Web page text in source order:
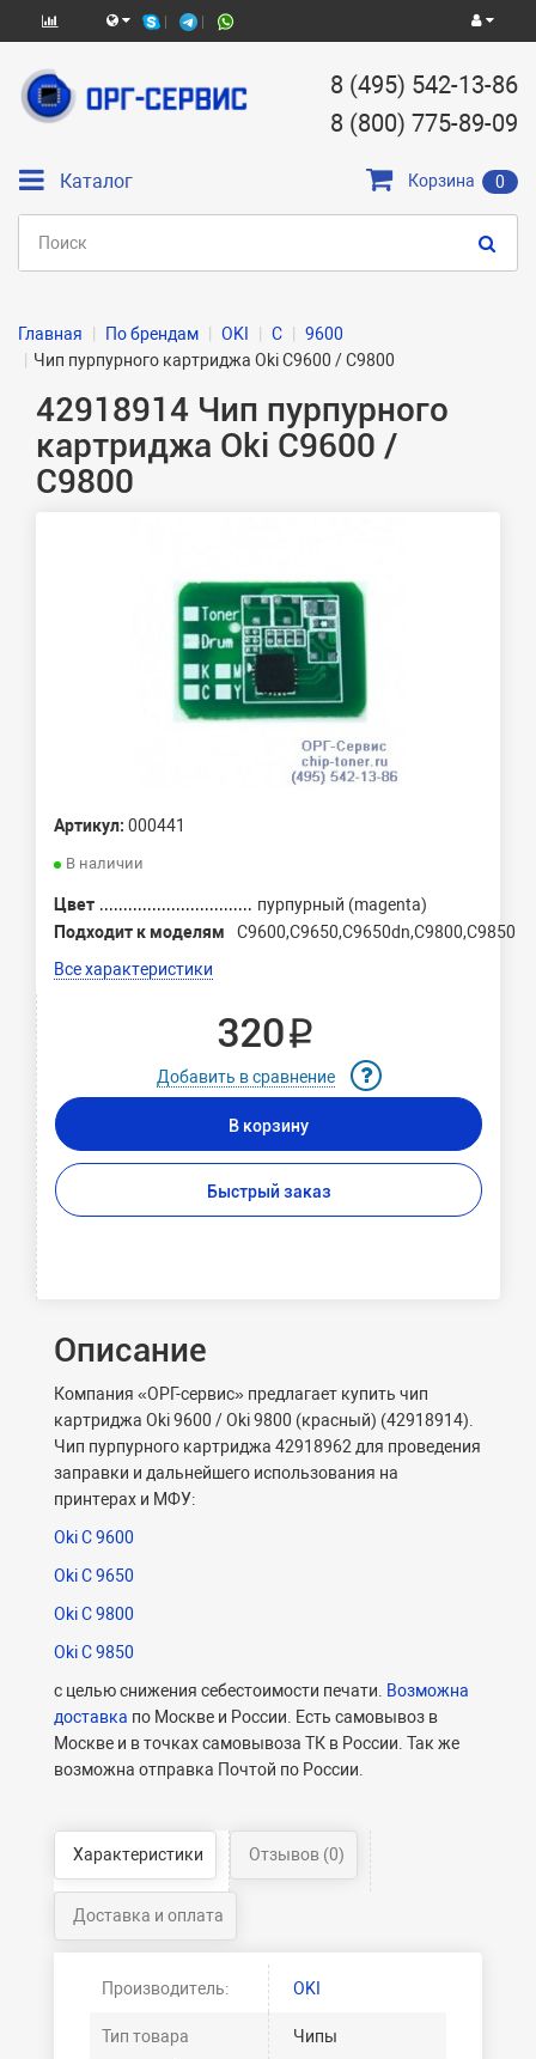
8 (495) 542-13-86
8 (800) 775-89-09
Каталог Корзина 0
Главная По брендам OKI C
9600
Чип пурпурного картриджа Oki C9600 / C9800
42918914 Чип пурпурного
картриджа Oki C9600 /
C9800
Артикул: 000441
В наличии
Цвет
пурпурный (magenta)
Подходит к моделям
C9600,C9650,C9650dn,C9800,C9850
Все характеристики
320 ₽
Добавить в сравнение
В корзину
Быстрый заказ
Описание
Компания «ОРГ-сервис» предлагает купить чип
картриджа Oki 9600 / Oki 9800 (красный) (42918914).
Чип пурпурного картриджа 42918962 для проведения
заправки и дальнейшего использования на
принтерах и МФУ:
Oki C 9600
Oki C 9650
Oki C 9800
Oki C 9850
с целью снижения себестоимости печати. Возможна
доставка по Москве и России. Есть самовывоз в
Москве и в точках самовывоза ТК в России. Так же
возможна отправка Почтой по России.
Характеристики Отзывов (0)
Доставка и оплата
Производитель: OKI
Тип товара Чипы